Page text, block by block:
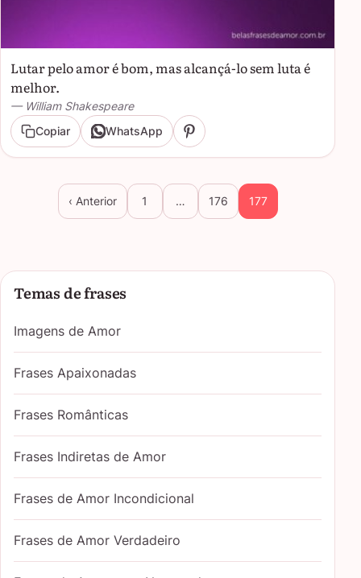
Lutar pelo amor é bom, mas alcançá-lo sem luta é
melhor.
— William Shakespeare
Copiar
WhatsApp
‹ Anterior 1 … 176 177
Temas de frases
Imagens de Amor
Frases Apaixonadas
Frases Românticas
Frases Indiretas de Amor
Frases de Amor Incondicional
Frases de Amor Verdadeiro